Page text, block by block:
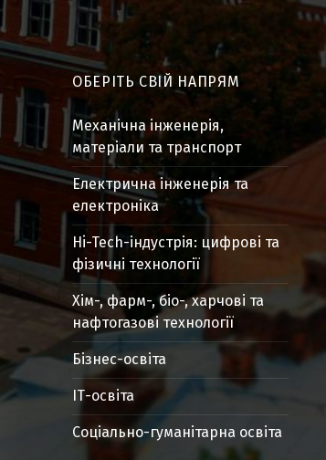
ОБЕРІТЬ СВІЙ НАПРЯМ
Механічна інженерія,
матеріали та транспорт
Електрична інженерія та
електроніка
Hi-Tech-індустрія: цифрові та
фізичні технології
Хім-, фарм-, біо-, харчові та
нафтогазові технології
Бізнес-освіта
ІТ-освіта
Соціально-гуманітарна освіта